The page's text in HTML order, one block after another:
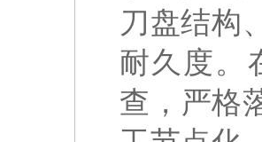
刀盘结构
耐久度。
查，严格